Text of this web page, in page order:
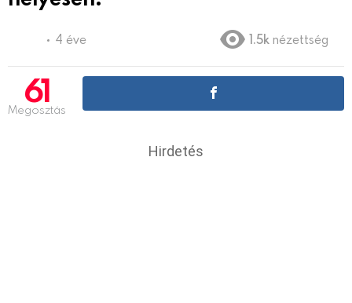
4 éve 1.5k nézettség
61
Megosztás
Hirdetés